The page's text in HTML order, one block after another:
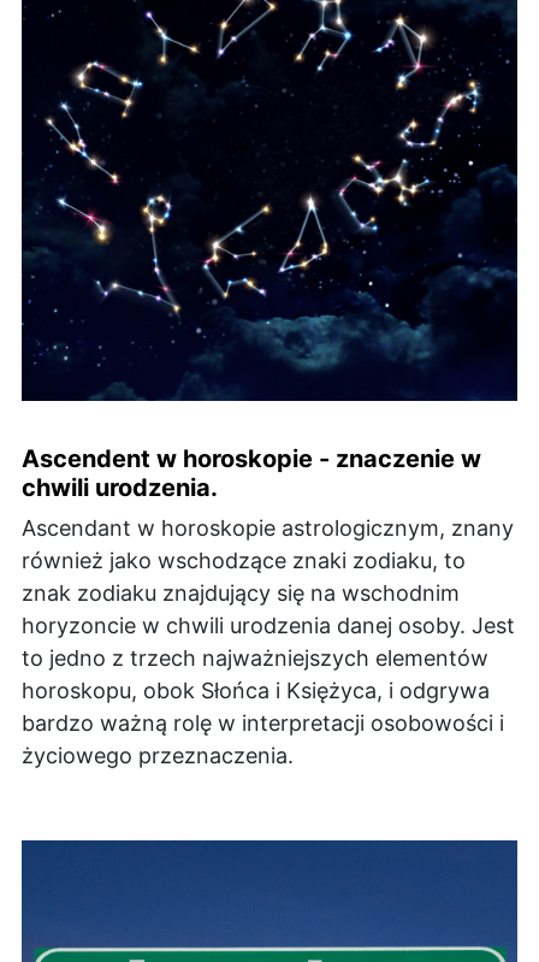
Ascendent w horoskopie - znaczenie w
chwili urodzenia.
Ascendant w horoskopie astrologicznym, znany
również jako wschodzące znaki zodiaku, to
znak zodiaku znajdujący się na wschodnim
horyzoncie w chwili urodzenia danej osoby. Jest
to jedno z trzech najważniejszych elementów
horoskopu, obok Słońca i Księżyca, i odgrywa
bardzo ważną rolę w interpretacji osobowości i
życiowego przeznaczenia.